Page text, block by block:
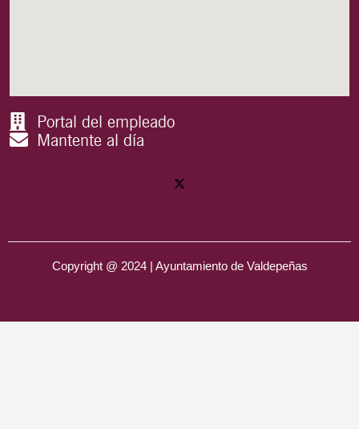
Portal del empleado
Mantente al día
Copyright @ 2024 | Ayuntamiento de Valdepeñas